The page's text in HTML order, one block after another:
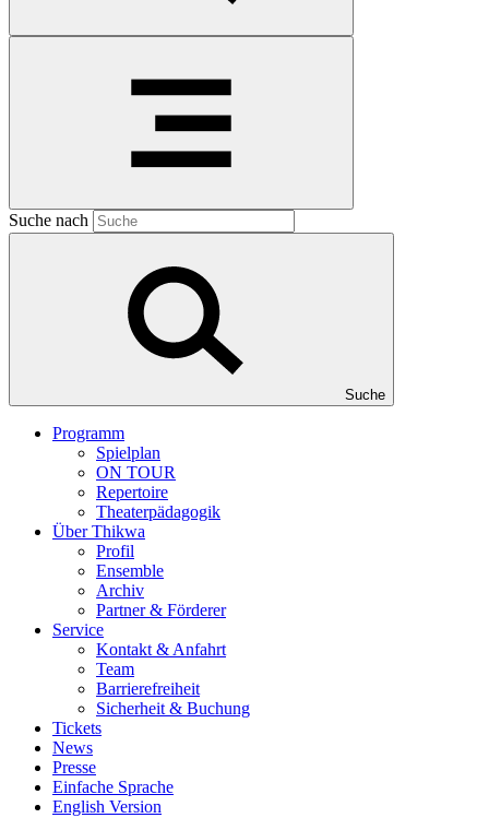
Suche nach
Suche
Programm
Spielplan
ON TOUR
Repertoire
Theaterpädagogik
Über Thikwa
Profil
Ensemble
Archiv
Partner & Förderer
Service
Kontakt & Anfahrt
Team
Barrierefreiheit
Sicherheit & Buchung
Tickets
News
Presse
Einfache Sprache
English Version